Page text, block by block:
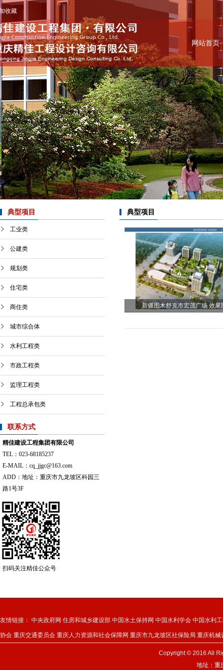
收藏
网站首页
典型项目
工业类
公建类
规划类
住宅类
商住类
城市综合体
水利工程类
市政工程类
监理工程类
工程总承包类
联系方式
精佳建设工程集团有限公司
TEL：023-68185237
E-MAIL：cq_jjgc@163.com
ADD：地址：重庆市九龙坡区科园三
路1号3F
扫码关注精佳公众号
典型项目
新疆图木舒克市宏茂广场 效果
友情链接： 中央政府网 住房和城乡建设部 中国水土保持网 中国水利学会 中国水利
协会 重庆交通委员会 重庆人力资源和社会保障网 重庆市九龙坡区社保险局 重庆机械
Copyright © 2016 All
地址：重